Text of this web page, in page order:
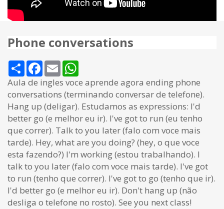
Phone conversations
Share Facebook
Email
Aula de ingles voce aprende agora ending phone
conversations (terminando conversar de telefone).
Hang up (deligar). Estudamos as expressions: I'd
better go (e melhor eu ir). I've got to run (eu tenho
que correr). Talk to you later (falo com voce mais
tarde). Hey, what are you doing? (hey, o que voce
esta fazendo?) I'm working (estou trabalhando). I
talk to you later (falo com voce mais tarde). I've got
to run (tenho que correr). I've got to go (tenho que ir).
I'd better go (e melhor eu ir). Don't hang up (não
desliga o telefone no rosto). See you next class!